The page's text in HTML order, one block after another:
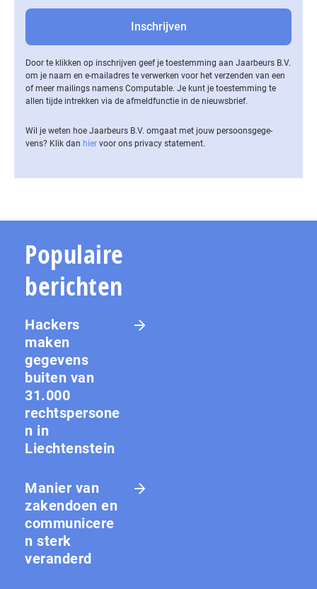
Door te klikken op inschrijven geef je toestemming aan Jaarbeurs B.V.
om je naam en e-mailadres te verwerken voor het verzenden van een
of meer mailings namens Computable. Je kunt je toestemming te
allen tijde intrekken via de af­meld­func­tie in de nieuwsbrief.
Wil je weten hoe Jaarbeurs B.V. omgaat met jouw per­soons­ge­ge­
vens? Klik dan hier voor ons privacy statement.
Populaire
berichten
Hackers
maken
gegevens
buiten van
31.000
rechtspersone
n in
Liechtenstein
Manier van
zakendoen en
communicere
n sterk
veranderd